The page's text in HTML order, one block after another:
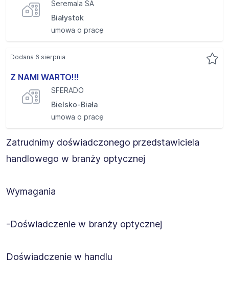
Seremala SA
Białystok
umowa o pracę
Z NAMI WARTO!!!
SFERADO
Bielsko-Biała
umowa o pracę
Dodana 6 sierpnia
Zatrudnimy doświadczonego przedstawiciela
handlowego w branży optycznej
Wymagania
-Doświadczenie w branży optycznej
Doświadczenie w handlu